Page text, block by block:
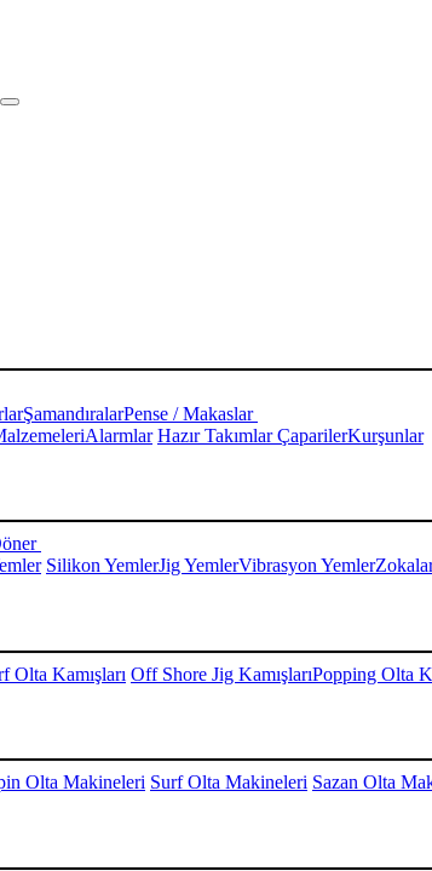
ŞamandıralarPense / Makaslar
Alarmlar Hazır Takımlar ÇaparilerKurşunlar
Silikon YemlerJig YemlerVibrasyon Yemler
Olta Kamışları Off Shore Jig KamışlarıPopping Olta
Olta Makineleri Surf Olta Makineleri Sazan Olta